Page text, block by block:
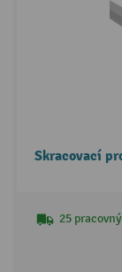
Skracovací
25